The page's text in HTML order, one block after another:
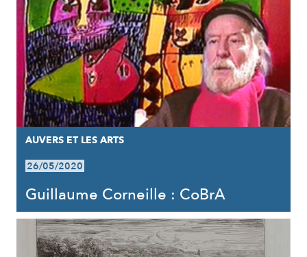
AUVERS ET LES ARTS
26/05/2020
Guillaume Corneille : CoBrA